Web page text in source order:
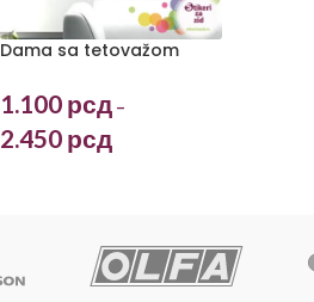
Dama sa tetovažom
1.100 рсд –
2.450 рсд